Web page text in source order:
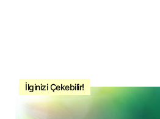
İlginizi Çekebilir!